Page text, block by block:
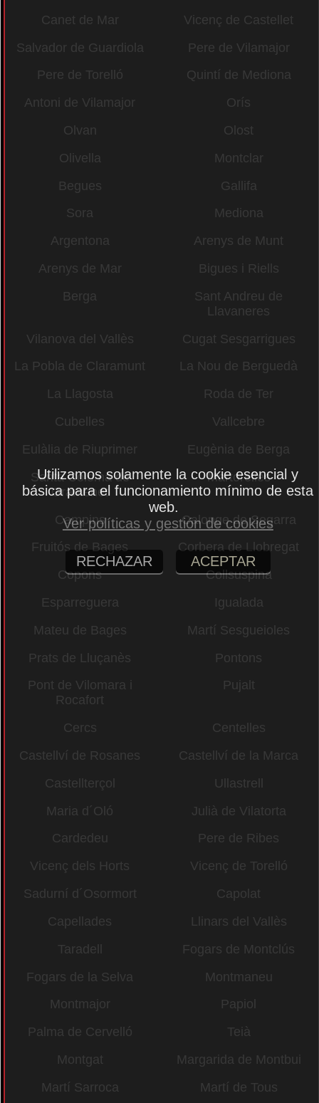
Canet de Mar
Vicenç de Castellet
Salvador de Guardiola
Pere de Vilamajor
Pere de Torelló
Quintí de Mediona
Antoni de Vilamajor
Orís
Olvan
Olost
Olivella
Montclar
Begues
Gallifa
Sora
Mediona
Argentona
Arenys de Munt
Arenys de Mar
Bigues i Riells
Berga
Sant Andreu de
Llavaneres
Vilanova del Vallès
Cugat Sesgarrigues
La Pobla de Claramunt
La Nou de Berguedà
La Llagosta
Roda de Ter
Cubelles
Vallcebre
Eulàlia de Riuprimer
Eugènia de Berga
Santa Coloma de
Gramenet
Martorelles
Campins
Calonge de Segarra
Fruitós de Bages
Corbera de Llobregat
Copons
Collsuspina
Esparreguera
Igualada
Mateu de Bages
Martí Sesgueioles
Prats de Lluçanès
Pontons
Pont de Vilomara i
Rocafort
Pujalt
Cercs
Centelles
Castellví de Rosanes
Castellví de la Marca
Castellterçol
Ullastrell
Maria d´Oló
Julià de Vilatorta
Cardedeu
Pere de Ribes
Vicenç dels Horts
Vicenç de Torelló
Sadurní d´Osormort
Capolat
Capellades
Llinars del Vallès
Taradell
Fogars de Montclús
Fogars de la Selva
Montmaneu
Montmajor
Papiol
Palma de Cervelló
Teià
Montgat
Margarida de Montbui
Martí Sarroca
Martí de Tous
Utilizamos solamente la cookie esencial y
básica para el funcionamiento mínimo de esta
web.
Ver políticas y gestión de cookies
RECHAZAR ACEPTAR